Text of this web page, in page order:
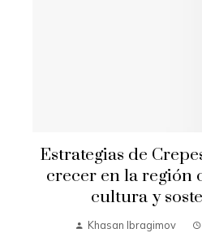
Estrategias de
crecer en la región
cultura y
Khasan Ibragimov